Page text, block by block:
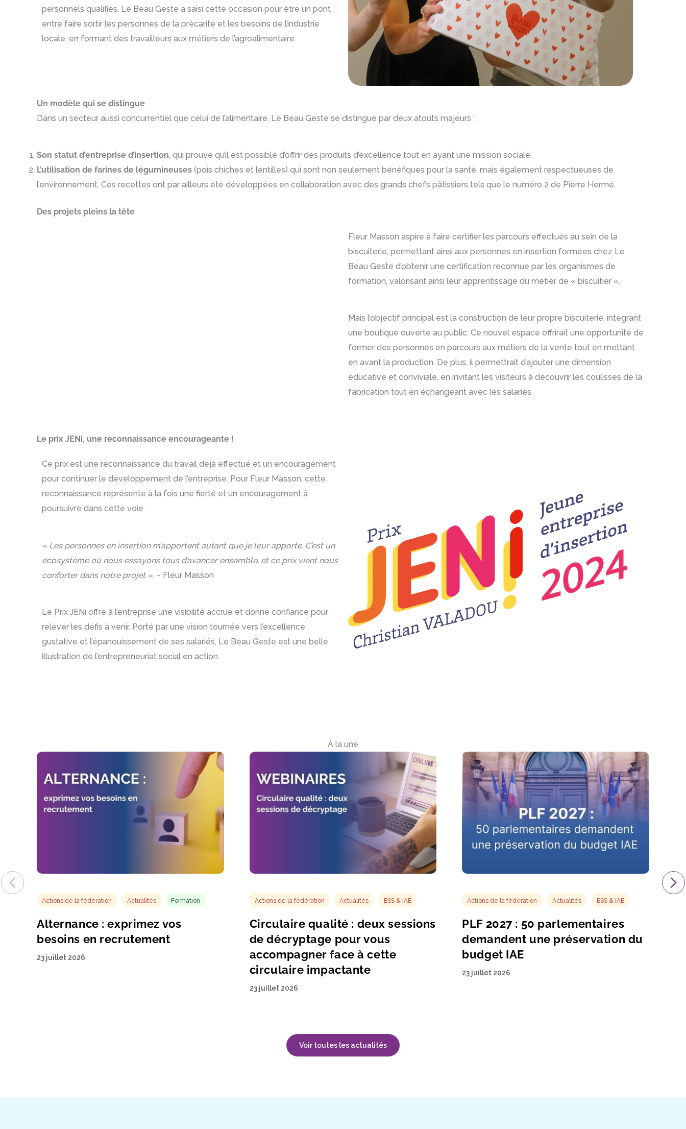
personnels qualifiés. Le Beau Geste a saisi cette occasion pour être un pont
entre faire sortir les personnes de la précarité et les besoins de l’industrie
locale, en formant des travailleurs aux métiers de l’agroalimentaire.
Un modèle qui se distingue
Dans un secteur aussi concurrentiel que celui de l’alimentaire, Le Beau Geste se distingue par deux atouts majeurs :
Son statut d’entreprise d’insertion, qui prouve qu’il est possible d’offrir des produits d’excellence tout en ayant une mission sociale.
L’utilisation de farines de légumineuses (pois chiches et lentilles) qui sont non seulement bénéfiques pour la santé, mais également respectueuses de
l’environnement. Ces recettes ont par ailleurs été développées en collaboration avec des grands chefs pâtissiers tels que le numéro 2 de Pierre Hermé.
Des projets pleins la tête
Fleur Masson aspire à faire certifier les parcours effectués au sein de la
biscuiterie, permettant ainsi aux personnes en insertion formées chez Le
Beau Geste d’obtenir une certification reconnue par les organismes de
formation, valorisant ainsi leur apprentissage du métier de « biscuitier ».
Mais l’objectif principal est la construction de leur propre biscuiterie, intégrant
une boutique ouverte au public. Ce nouvel espace offrirait une opportunité de
former des personnes en parcours aux métiers de la vente tout en mettant
en avant la production. De plus, il permettrait d’ajouter une dimension
éducative et conviviale, en invitant les visiteurs à découvrir les coulisses de la
fabrication tout en échangeant avec les salariés.
Le prix JENi, une reconnaissance encourageante !
Ce prix est une reconnaissance du travail déjà effectué et un encouragement
pour continuer le développement de l’entreprise. Pour Fleur Masson, cette
reconnaissance représente à la fois une fierté et un encouragement à
poursuivre dans cette voie.
« Les personnes en insertion m’apportent autant que je leur apporte. C’est un
écosystème où nous essayons tous d’avancer ensemble, et ce prix vient nous
conforter dans notre projet ». – Fleur Masson
Le Prix JENi offre à l’entreprise une visibilité accrue et donne confiance pour
relever les défis à venir. Porté par une vision tournée vers l’excellence
gustative et l’épanouissement de ses salariés, Le Beau Geste est une belle
illustration de l’entrepreneuriat social en action.
À la une
Actions de la fédération Actualités Formation
Alternance : exprimez vos
besoins en recrutement
23 juillet 2026
Actions de la fédération Actualités ESS & IAE
Circulaire qualité : deux sessions
de décryptage pour vous
accompagner face à cette
circulaire impactante
23 juillet 2026
Actions de la fédération Actualités ESS & IAE
PLF 2027 : 50 parlementaires
demandent une préservation du
budget IAE
23 juillet 2026
Voir toutes les actualités